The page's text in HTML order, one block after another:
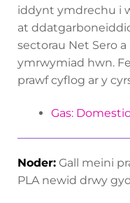
iddynt ymdrechu i
at
sectorau Net Sero
ymrwymiad hwn.
prawf cyflog ar y
Gas:
Noder: Gall meini
PLA newid drwy